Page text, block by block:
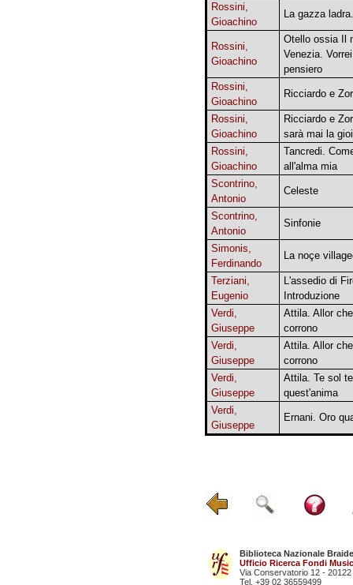
Rossini,
Gioachino
La gazza
Rossini,
Gioachino
Otello ossia Il
Venezia.
pensiero
Rossini,
Gioachino
Ricciardo e
Rossini,
Gioachino
Ricciardo e
sarà mai la
Rossini,
Gioachino
Tancredi.
all'alma mia
Scontrino,
Antonio
Celeste
Scontrino,
Antonio
Sinfonie
Simonis,
Ferdinando
La noçe
Terziani,
Eugenio
L'assedio di
Introduzione
Verdi,
Giuseppe
Attila. Allor
corrono
Verdi,
Giuseppe
Attila. Allor
corrono
Verdi,
Giuseppe
Attila. Te sol
quest'anima
Verdi,
Giuseppe
Ernani. Oro
Biblioteca Nazionale
Ufficio Ricerca Fondi
Via Conservatorio 12 - 20122
Tel. +39 02 36559499